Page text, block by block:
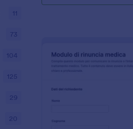
11
73
104
125
29
20